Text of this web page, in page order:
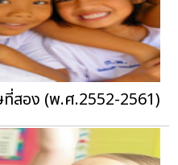
สอง (พ.ศ.2552-2561)